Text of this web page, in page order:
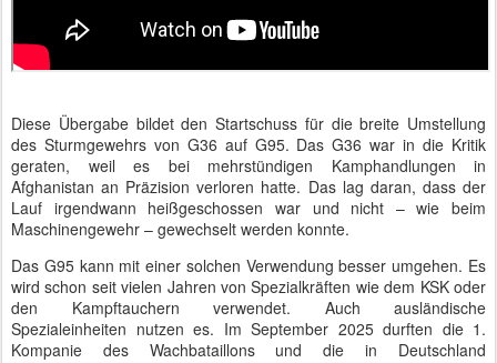
Diese Übergabe bildet den Startschuss für die breite Umstellung
des Sturmgewehrs von G36 auf G95. Das G36 war in die Kritik
geraten, weil es bei mehrstündigen Kamphandlungen in
Afghanistan an Präzision verloren hatte. Das lag daran, dass der
Lauf irgendwann heißgeschossen war und nicht – wie beim
Maschinengewehr – gewechselt werden konnte.
Das G95 kann mit einer solchen Verwendung besser umgehen. Es
wird schon seit vielen Jahren von Spezialkräften wie dem KSK oder
den Kampftauchern verwendet. Auch ausländische
Spezialeinheiten nutzen es. Im September 2025 durften die 1.
Kompanie des Wachbataillons und die in Deutschland